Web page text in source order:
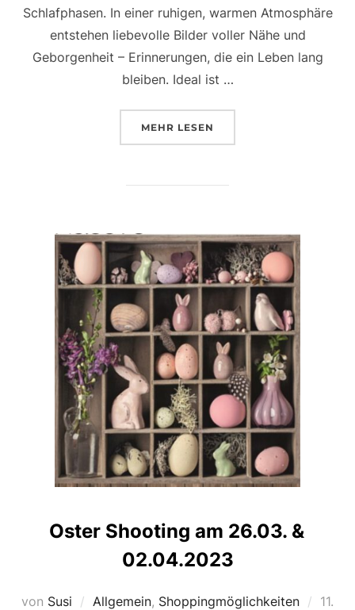
Schlafphasen. In einer ruhigen, warmen Atmosphäre
entstehen liebevolle Bilder voller Nähe und
Geborgenheit – Erinnerungen, die ein Leben lang
bleiben. Ideal ist …
MEHR ÜBER
LESEN
Oster Shooting am 26.03. &
02.04.2023
von Susi Allgemein, Shoppingmöglichkeiten
11.